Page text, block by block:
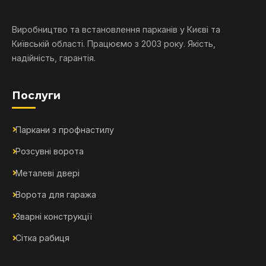
Виробництво та встановлення парканів у Києві та
Київській області. Працюємо з 2003 року. Якість,
надійність, гарантія.
Послуги
Паркани з профнастилу
Розсувні ворота
Металеві двері
Ворота для гаража
Зварні конструкції
Сітка рабиця